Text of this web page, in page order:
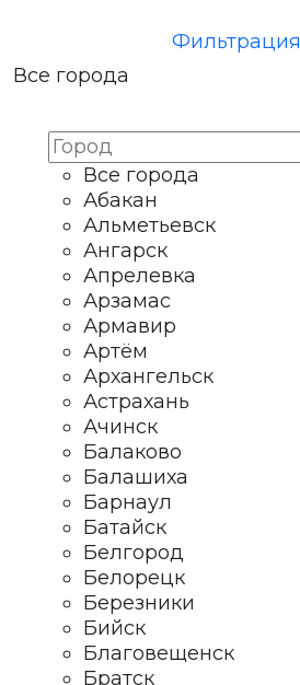
Фильтрация
Все города
Все города
Абакан
Альметьевск
Ангарск
Апрелевка
Арзамас
Армавир
Артём
Архангельск
Астрахань
Ачинск
Балаково
Балашиха
Барнаул
Батайск
Белгород
Белорецк
Березники
Бийск
Благовещенск
Братск